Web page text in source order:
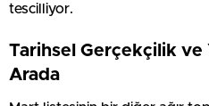
tescilliyor.
Tarihsel Gerçekçilik ve
Arada